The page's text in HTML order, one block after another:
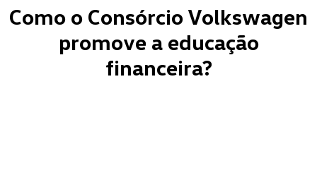
Como o Consórcio Volkswagen
promove a educação
financeira?